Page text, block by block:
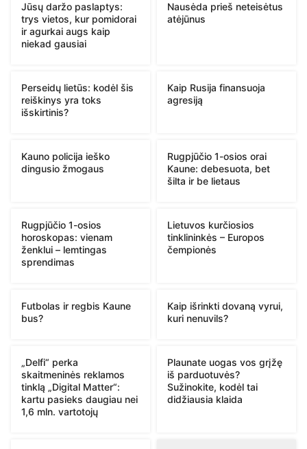
Jūsų daržo paslaptys:
trys vietos, kur pomidorai
ir agurkai augs kaip
niekad gausiai
Nausėda prieš neteisėtus
atėjūnus
Perseidų lietūs: kodėl šis
reiškinys yra toks
išskirtinis?
Kaip Rusija finansuoja
agresiją
Kauno policija ieško
dingusio žmogaus
Rugpjūčio 1-osios orai
Kaune: debesuota, bet
šilta ir be lietaus
Rugpjūčio 1-osios
horoskopas: vienam
ženklui – lemtingas
sprendimas
Lietuvos kurčiosios
tinklininkės – Europos
čempionės
Futbolas ir regbis Kaune
bus?
Kaip išrinkti dovaną vyrui,
kuri nenuvils?
„Delfi“ perka
skaitmeninės reklamos
tinklą „Digital Matter“:
kartu pasieks daugiau nei
1,6 mln. vartotojų
Plaunate uogas vos grįžę
iš parduotuvės?
Sužinokite, kodėl tai
didžiausia klaida